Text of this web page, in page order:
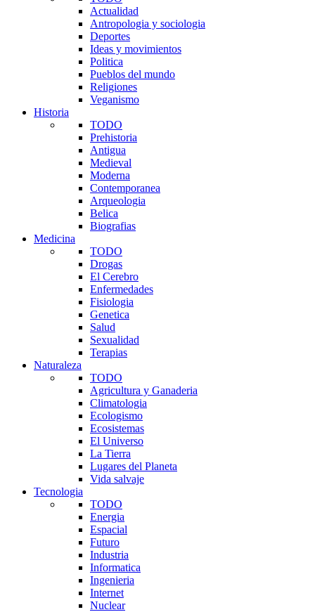
Actualidad
Antropologia y sociologia
Deportes
Ideas y movimientos
Politica
Pueblos del mundo
Religiones
Veganismo
Historia
TODO
Prehistoria
Antigua
Medieval
Moderna
Contemporanea
Arqueologia
Belica
Biografias
Medicina
TODO
Drogas
El Cerebro
Enfermedades
Fisiologia
Genetica
Salud
Sexualidad
Terapias
Naturaleza
TODO
Agricultura y Ganaderia
Climatologia
Ecologismo
Ecosistemas
El Universo
La Tierra
Lugares del Planeta
Vida salvaje
Tecnologia
TODO
Energia
Espacial
Futuro
Industria
Informatica
Ingenieria
Internet
Nuclear